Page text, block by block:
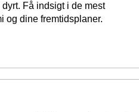
Få indsigt i de mest
dine fremtidsplaner.